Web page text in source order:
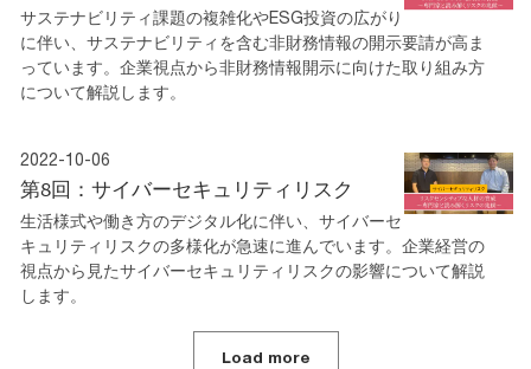
サステナビリティ課題の複雑化やESG投資の広がり
に伴い、サステナビリティを含む非財務情報の開示要請が高ま
っています。企業視点から非財務情報開示に向けた取り組み方
について解説します。
2022-10-06
第8回：サイバーセキュリティリスク
生活様式や働き方のデジタル化に伴い、サイバーセ
キュリティリスクの多様化が急速に進んでいます。企業経営の
視点から見たサイバーセキュリティリスクの影響について解説
します。
Load more